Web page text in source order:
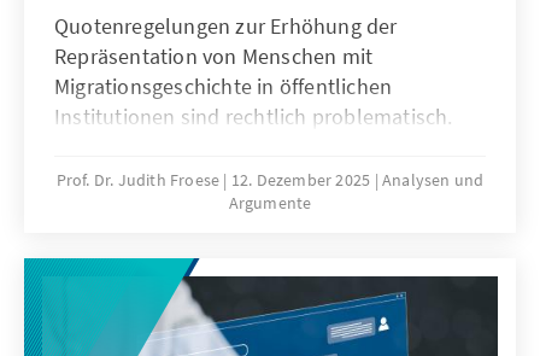
Quotenregelungen zur Erhöhung der
Repräsentation von Menschen mit
Migrationsgeschichte in öffentlichen
Institutionen sind rechtlich problematisch.
nach Herkunft. Für Quoten zugunsten von
Menschen mit Migrationsgeschichte fehlt eine
zeigt: Sonderregelungen für neu
eingewanderte Menschen sind nur zu Beginn
sinnvoll. Später besteht die herausfordernde
Prof. Dr. Judith Froese 12. Dezember 2025 Analysen und
Argumente